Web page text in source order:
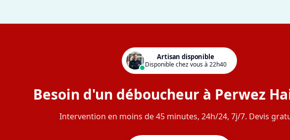
Artisan disponible
Disponible chez vous à 22h40
Besoin d'un déboucheur à Perwez
Intervention en moins de 45 minutes, 24h/24, 7j/7. Devis